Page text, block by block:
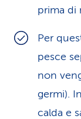
prima di
Per
pesce
non
germi).
calda e